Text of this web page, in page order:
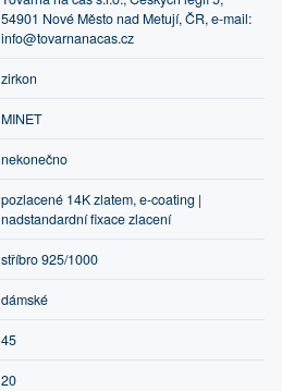
54901 Nové Město nad Metují, ČR, e-mail:
info@tovarnanacas.cz
zirkon
MINET
nekonečno
pozlacené 14K zlatem, e-coating |
nadstandardní fixace zlacení
stříbro 925/1000
dámské
45
20